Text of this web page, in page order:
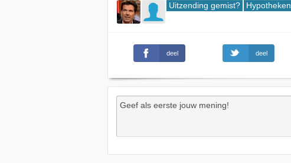
Uitzending gemist? Hypotheken
deel deel